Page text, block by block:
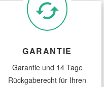
GARANTIE
Garantie und 14 Tage
Rückgaberecht für Ihren